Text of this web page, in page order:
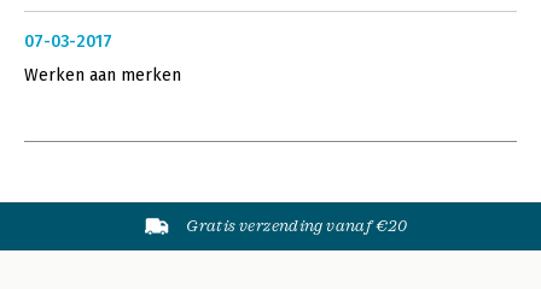
07-03-2017
Werken aan merken
Gratis verzending vanaf €20